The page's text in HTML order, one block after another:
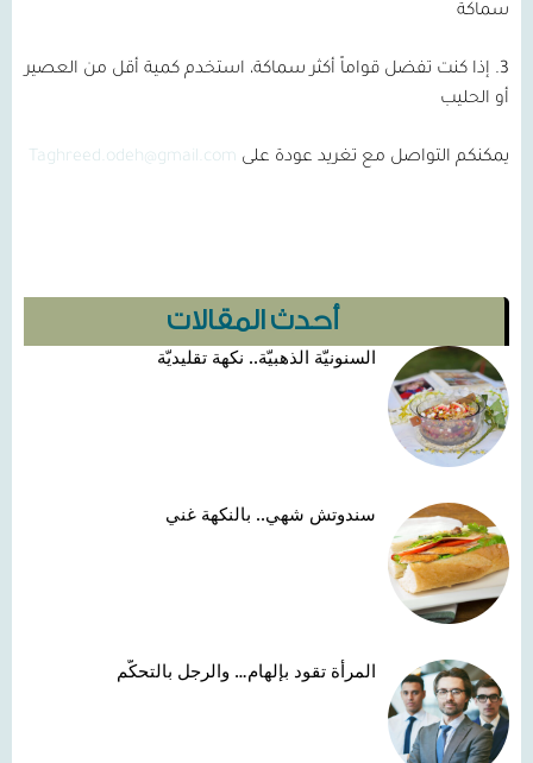
أحدث المقالات
السنونيّة الذهبيّة.. نكهة تقليديّة
سندوتش شهي.. بالنكهة غني
المرأة تقود بإلهام… والرجل بالتحكّم
سماكة
3. إذا كنت تفضل قواماً أكثر سماكة، استخدم كمية أقل من العصير
أو الحليب
يمكنكم التواصل مع تغريد عودة على Taghreed.odeh@gmail.com